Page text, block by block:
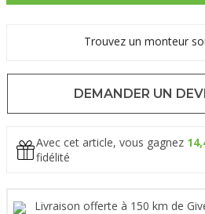
Trouvez un monteur
DEMANDER UN
Avec cet article, vous gagnez
fidélité
Livraison offerte à 150 km de